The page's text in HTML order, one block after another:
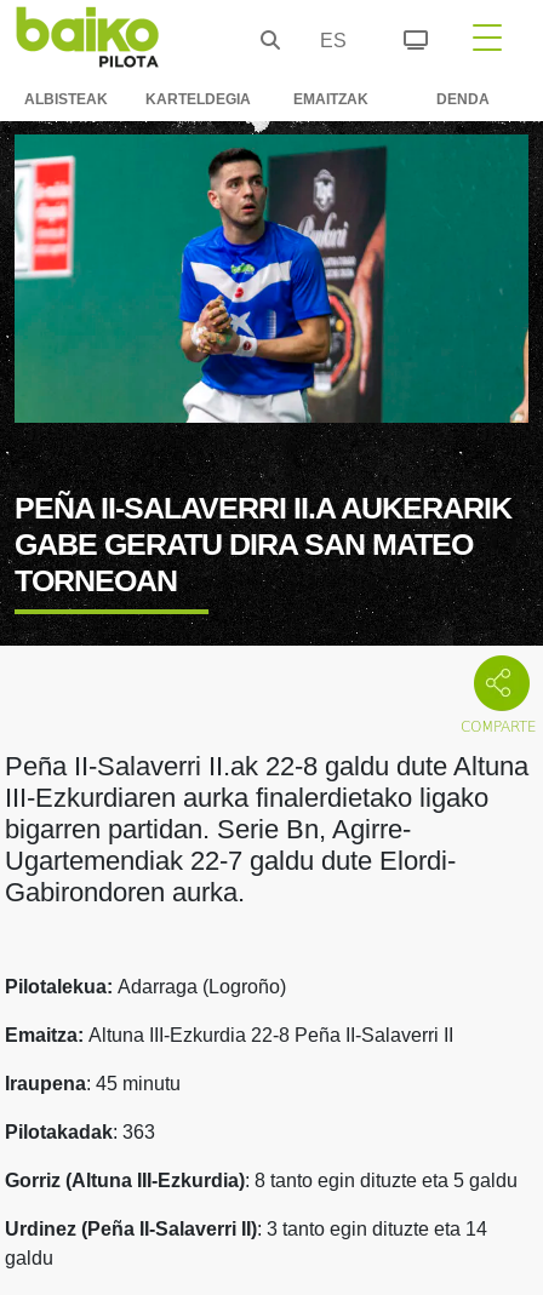
ES
ALBISTEAK KARTELDEGIA EMAITZAK DENDA
PEÑA II-SALAVERRI II.A AUKERARIK
GABE GERATU DIRA SAN MATEO
TORNEOAN
Peña II-Salaverri II.ak 22-8 galdu dute Altuna
III-Ezkurdiaren aurka finalerdietako ligako
bigarren partidan. Serie Bn, Agirre-
Ugartemendiak 22-7 galdu dute Elordi-
Gabirondoren aurka.
Pilotalekua: Adarraga (Logroño)
Emaitza: Altuna III-Ezkurdia 22-8 Peña II-Salaverri II
Iraupena: 45 minutu
Pilotakadak: 363
Gorriz (Altuna III-Ezkurdia): 8 tanto egin dituzte eta 5 galdu
Urdinez (Peña II-Salaverri II): 3 tanto egin dituzte eta 14
galdu